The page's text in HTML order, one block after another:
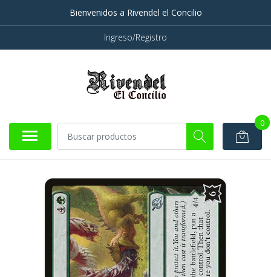
Bienvenidos a Rivendel el Concilio
Ingreso/Registro
0